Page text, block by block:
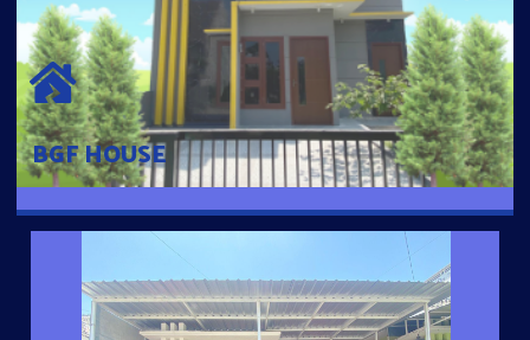
BGF HOUSE
BGF HOUSE
Hunian Mewah Pusat Kota dengan fasilitas Free Desain, Dapur,
Parkir Mobil dengan 3 Kamar Tidur dan 2 Kamar Mandi.